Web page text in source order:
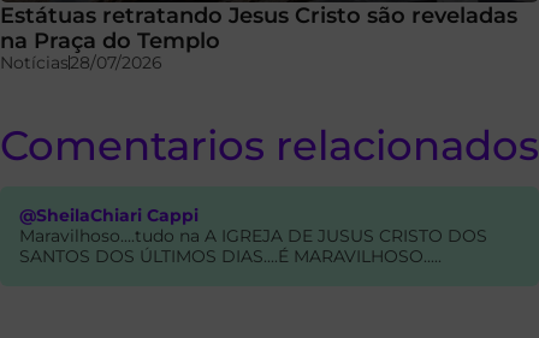
Estátuas retratando Jesus Cristo são reveladas
na Praça do Templo
Notícias28/07/2026
Comentarios relacionados
@SheilaChiari Cappi
Maravilhoso....tudo na A IGREJA DE JUSUS CRISTO DOS
SANTOS DOS ÚLTIMOS DIAS....É MARAVILHOSO.....